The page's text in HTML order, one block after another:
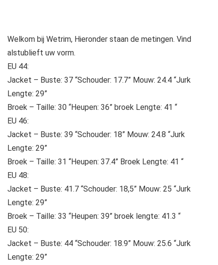
Welkom bij Wetrim, Hieronder staan ​​de metingen. Vind
alstublieft uw vorm.
EU 44:
Jacket – Buste: 37 “Schouder: 17.7” Mouw: 24.4 “Jurk
Lengte: 29”
Broek – Taille: 30 “Heupen: 36” broek Lengte: 41 “
EU 46:
Jacket – Buste: 39 “Schouder: 18” Mouw: 24.8 “Jurk
Lengte: 29”
Broek – Taille: 31 “Heupen: 37.4” Broek Lengte: 41 “
EU 48:
Jacket – Buste: 41.7 “Schouder: 18,5” Mouw: 25 “Jurk
Lengte: 29”
Broek – Taille: 33 “Heupen: 39” broek lengte: 41.3 “
EU 50:
Jacket – Buste: 44 “Schouder: 18.9” Mouw: 25.6 “Jurk
Lengte: 29”